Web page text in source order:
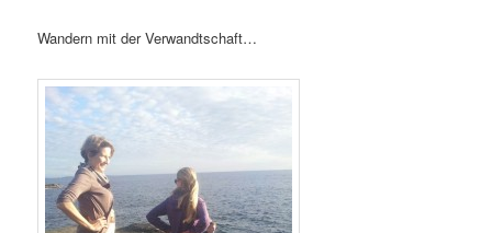
Wandern mit der Verwandtschaft…